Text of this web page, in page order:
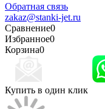
Обратная связь
zakaz@stanki-jet.ru
Сравнение0
Избранное0
Корзина0
Купить в один клик